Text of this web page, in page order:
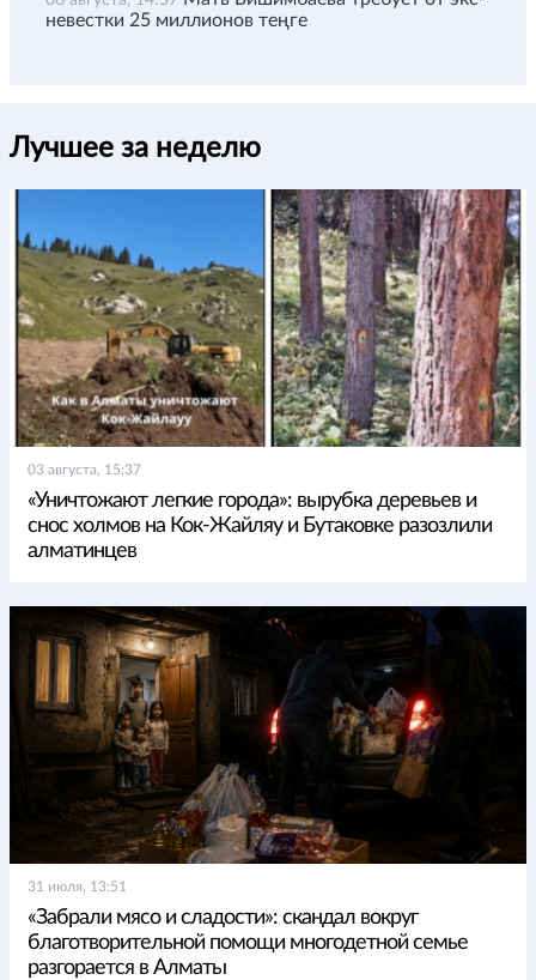
невестки 25 миллионов теңге
Лучшее за неделю
03 августа, 15:37
«Уничтожают легкие города»: вырубка деревьев и
снос холмов на Кок-Жайляу и Бутаковке разозлили
алматинцев
31 июля, 13:51
«Забрали мясо и сладости»: скандал вокруг
благотворительной помощи многодетной семье
разгорается в Алматы